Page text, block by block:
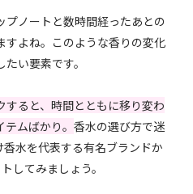
ノートと数時間経ったあとの
すよね。このような香りの変化
い要素です。
ると、時間とともに移り変わ
テムばかり。香水の選び方で迷
水を代表する有名ブランドか
してみましょう。